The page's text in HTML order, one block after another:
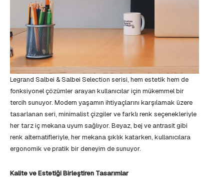
Legrand Salbei & Salbei Selection serisi, hem estetik hem de
fonksiyonel çözümler arayan kullanıcılar için mükemmel bir
tercih sunuyor. Modern yaşamın ihtiyaçlarını karşılamak üzere
tasarlanan seri, minimalist çizgiler ve farklı renk seçenekleriyle
her tarz iç mekana uyum sağlıyor. Beyaz, bej ve antrasit gibi
renk alternatifleriyle, her mekana şıklık katarken, kullanıcılara
ergonomik ve pratik bir deneyim de sunuyor.
Kalite ve Estetiği Birleştiren Tasarımlar